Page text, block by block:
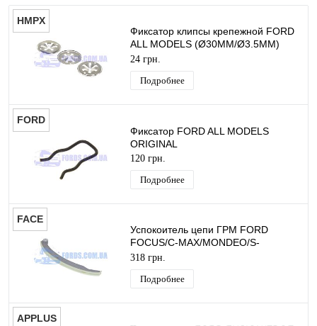
HMPX
Фиксатор клипсы крепежной FORD
ALL MODELS (Ø30MM/Ø3.5MM)
HMPX
24 грн.
Подробнее
FORD
Фиксатор FORD ALL MODELS
ORIGINAL
120 грн.
Подробнее
FACE
Успокоитель цепи ГРМ FORD
FOCUS/C-MAX/MONDEO/S-
MAX/FUSION 2000- (Натяжитель)
FACE
318 грн.
Подробнее
APPLUS